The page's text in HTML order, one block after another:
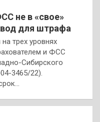
не в «свое»
для штрафа
трех уровнях
и ФСС
Сибирского
3465/22).